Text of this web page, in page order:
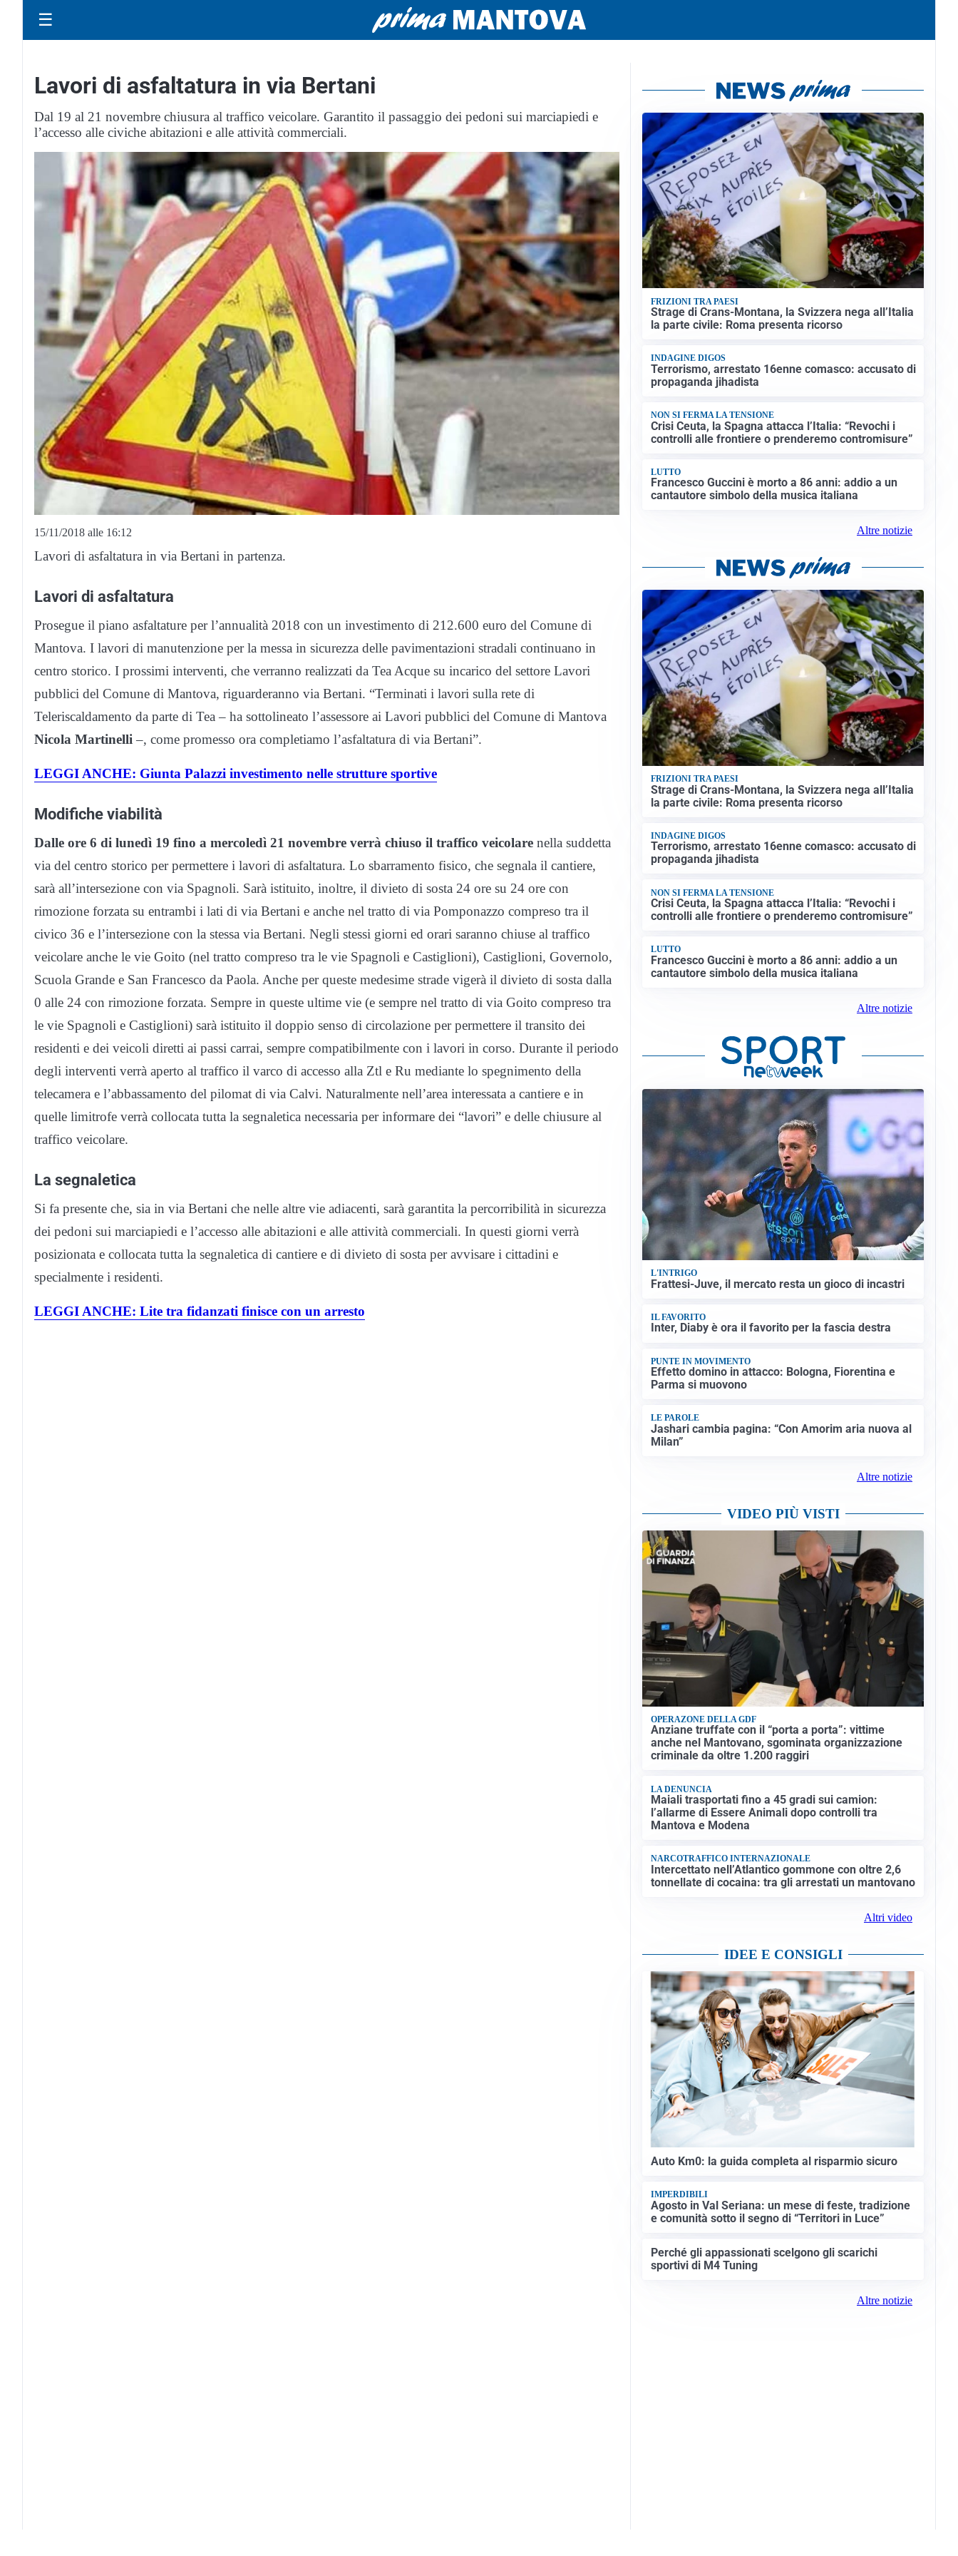
☰
Lavori di asfaltatura in via Bertani
Dal 19 al 21 novembre chiusura al traffico veicolare. Garantito il passaggio dei pedoni sui marciapiedi e
l’accesso alle civiche abitazioni e alle attività commerciali.
15/11/2018 alle 16:12
Lavori di asfaltatura in via Bertani in partenza.
Lavori di asfaltatura
Prosegue il piano asfaltature per l’annualità 2018 con un investimento di 212.600 euro del Comune di
Mantova. I lavori di manutenzione per la messa in sicurezza delle pavimentazioni stradali continuano in
centro storico. I prossimi interventi, che verranno realizzati da Tea Acque su incarico del settore Lavori
pubblici del Comune di Mantova, riguarderanno via Bertani. “Terminati i lavori sulla rete di
Teleriscaldamento da parte di Tea – ha sottolineato l’assessore ai Lavori pubblici del Comune di Mantova
Nicola Martinelli–, come promesso ora completiamo l’asfaltatura di via Bertani”.
LEGGI ANCHE: Giunta Palazzi investimento nelle strutture sportive
Modifiche viabilità
Dalle ore 6 di lunedì 19 fino a mercoledì 21 novembre verrà chiuso il traffico veicolare nella suddetta
via del centro storico per permettere i lavori di asfaltatura. Lo sbarramento fisico, che segnala il cantiere,
sarà all’intersezione con via Spagnoli. Sarà istituito, inoltre, il divieto di sosta 24 ore su 24 ore con
rimozione forzata su entrambi i lati di via Bertani e anche nel tratto di via Pomponazzo compreso tra il
civico 36 e l’intersezione con la stessa via Bertani. Negli stessi giorni ed orari saranno chiuse al traffico
veicolare anche le vie Goito (nel tratto compreso tra le vie Spagnoli e Castiglioni), Castiglioni, Governolo,
Scuola Grande e San Francesco da Paola. Anche per queste medesime strade vigerà il divieto di sosta dalla
0 alle 24 con rimozione forzata. Sempre in queste ultime vie (e sempre nel tratto di via Goito compreso tra
le vie Spagnoli e Castiglioni) sarà istituito il doppio senso di circolazione per permettere il transito dei
residenti e dei veicoli diretti ai passi carrai, sempre compatibilmente con i lavori in corso. Durante il periodo
degli interventi verrà aperto al traffico il varco di accesso alla Ztl e Ru mediante lo spegnimento della
telecamera e l’abbassamento del pilomat di via Calvi. Naturalmente nell’area interessata a cantiere e in
quelle limitrofe verrà collocata tutta la segnaletica necessaria per informare dei “lavori” e delle chiusure al
traffico veicolare.
La segnaletica
Si fa presente che, sia in via Bertani che nelle altre vie adiacenti, sarà garantita la percorribilità in sicurezza
dei pedoni sui marciapiedi e l’accesso alle abitazioni e alle attività commerciali. In questi giorni verrà
posizionata e collocata tutta la segnaletica di cantiere e di divieto di sosta per avvisare i cittadini e
specialmente i residenti.
LEGGI ANCHE: Lite tra fidanzati finisce con un arresto
FRIZIONI TRA PAESI
Strage di Crans-Montana, la Svizzera nega all’Italia
la parte civile: Roma presenta ricorso
INDAGINE DIGOS
Terrorismo, arrestato 16enne comasco: accusato di
propaganda jihadista
NON SI FERMA LA TENSIONE
Crisi Ceuta, la Spagna attacca l’Italia: “Revochi i
controlli alle frontiere o prenderemo contromisure”
LUTTO
Francesco Guccini è morto a 86 anni: addio a un
cantautore simbolo della musica italiana
Altre notizie
FRIZIONI TRA PAESI
Strage di Crans-Montana, la Svizzera nega all’Italia
la parte civile: Roma presenta ricorso
INDAGINE DIGOS
Terrorismo, arrestato 16enne comasco: accusato di
propaganda jihadista
NON SI FERMA LA TENSIONE
Crisi Ceuta, la Spagna attacca l’Italia: “Revochi i
controlli alle frontiere o prenderemo contromisure”
LUTTO
Francesco Guccini è morto a 86 anni: addio a un
cantautore simbolo della musica italiana
Altre notizie
L'INTRIGO
Frattesi-Juve, il mercato resta un gioco di incastri
IL FAVORITO
Inter, Diaby è ora il favorito per la fascia destra
PUNTE IN MOVIMENTO
Effetto domino in attacco: Bologna, Fiorentina e
Parma si muovono
LE PAROLE
Jashari cambia pagina: “Con Amorim aria nuova al
Milan”
Altre notizie
VIDEO PIÙ VISTI
OPERAZONE DELLA GDF
Anziane truffate con il “porta a porta”: vittime
anche nel Mantovano, sgominata organizzazione
criminale da oltre 1.200 raggiri
LA DENUNCIA
Maiali trasportati fino a 45 gradi sui camion:
l’allarme di Essere Animali dopo controlli tra
Mantova e Modena
NARCOTRAFFICO INTERNAZIONALE
Intercettato nell’Atlantico gommone con oltre 2,6
tonnellate di cocaina: tra gli arrestati un mantovano
Altri video
IDEE E CONSIGLI
Auto Km0: la guida completa al risparmio sicuro
IMPERDIBILI
Agosto in Val Seriana: un mese di feste, tradizione
e comunità sotto il segno di “Territori in Luce”
Perché gli appassionati scelgono gli scarichi
sportivi di M4 Tuning
Altre notizie